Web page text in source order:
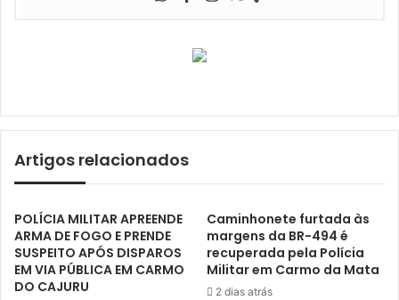
Artigos relacionados
POLÍCIA MILITAR APREENDE
ARMA DE FOGO E PRENDE
SUSPEITO APÓS DISPAROS
EM VIA PÚBLICA EM CARMO
DO CAJURU
Caminhonete furtada às
margens da BR-494 é
recuperada pela Polícia
Militar em Carmo da Mata
2 dias atrás